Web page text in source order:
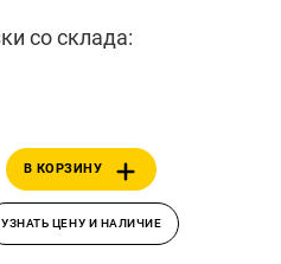
со склада:
В КОРЗИНУ
УЗНАТЬ ЦЕНУ И НАЛИЧИЕ